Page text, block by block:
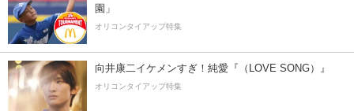
園」
オリコンタイアップ特集
向井康二イケメンすぎ！純愛『（LOVE SONG）』
オリコンタイアップ特集